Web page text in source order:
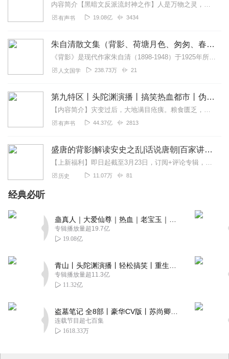
内容简介【黑暗文反派流封神之作】人是万物之灵，蛊是天地真精。一个穿越者不断重生的故事。一个养蛊、炼蛊、用蛊的奇特世界。配音组（男角色）老宝玉旁白...
有声书 19.08亿 3434
朱自清散文集（背影、荷塘月色、匆匆、春、一封信）
《背影》是现代作家朱自清（1898-1948）于1925年所写的一篇回忆性散文。这篇散文叙述的是作者离开南京到北京大学，父亲送他到浦口火车站，照料他上车，并替他...
人文国学 238.73万 21
第九特区丨头陀渊演播丨搞笑热血都市丨伪戒丨VIP免费多人有声剧
【内容简介】灾变过后，大地满目疮痍。粮食匮乏，资源紧俏，局势混乱……一位从待规划区杀出来的青年，背对着漫天黄沙，孤身来到九区谋生，却不曾想偶然结识三五好友，一念...
有声书 44.37亿 2813
盛唐的背影|解读安史之乱|话说唐朝|百家讲坛经典
【上新福利】即日起截至3月23日，订阅+评论专辑，将根据用户收听时长+评论走心程度，在“专辑评价区”随机抽取1位真爱粉送纸书1本！【社群福利】欢迎熊猫君的粉丝听...
历史 11.07万 81
经典必听
专辑播放量超19.7亿
19.08亿
专辑播放量超11.3亿
11.32亿
连载节目超七百集
1618.33万